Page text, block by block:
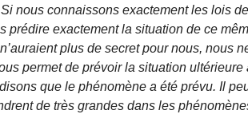
nous connaissons exactement les lois
prédire exactement la situation de ce
plus de secret pour nous, nous
permet de prévoir la situation ultérieure
que le phénomène a été prévu. Il
de très grandes dans les